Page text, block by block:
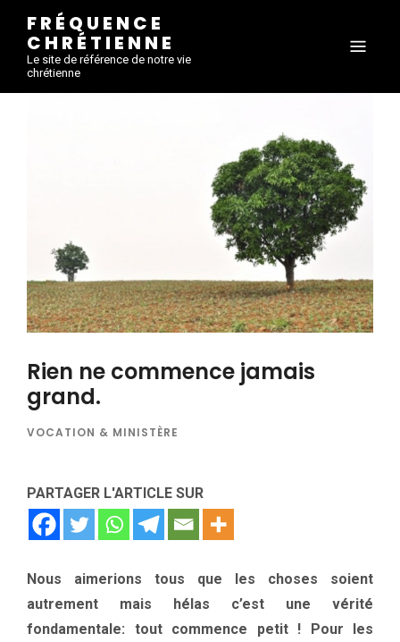
FRÉQUENCE
CHRÉTIENNE
Le site de référence de notre vie
chrétienne
Rien ne commence jamais
grand.
VOCATION & MINISTÈRE
PARTAGER L'ARTICLE SUR
Nous aimerions tous que les choses soient
autrement mais hélas c’est une vérité
fondamentale: tout commence petit ! Pour les